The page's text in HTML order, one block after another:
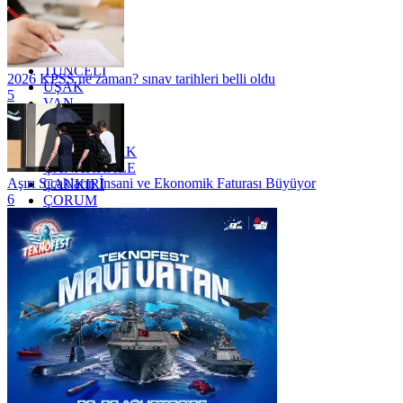
SİİRT
TEKİRDAĞ
TOKAT
TRABZON
TUNCELİ
UŞAK
VAN
YALOVA
YOZGAT
ZONGULDAK
ÇANAKKALE
ÇANKIRI
ÇORUM
İSTANBUL
İZMİR
ŞANLIURFA
ŞIRNAK
2026 KPSS ne zaman? sınav tarihleri belli oldu
5
Aşırı Sıcakların İnsani ve Ekonomik Faturası Büyüyor
6